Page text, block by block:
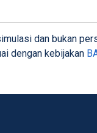
dan bukan
dengan kebijakan